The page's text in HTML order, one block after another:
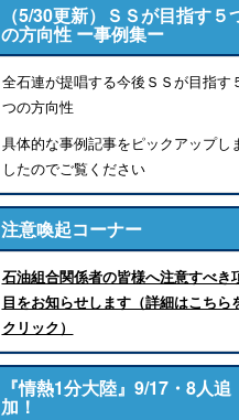
（5/30更新）ＳＳが目指す５
の方向性 ー事例集ー
全石連が提唱する今後ＳＳが目指す
つの方向性
具体的な事例記事をピックアップし
したのでご覧ください
注意喚起コーナー
石油組合関係者の皆様へ注意すべき
目をお知らせします（詳細はこちら
クリック）
『情熱1分大陸』9/17・8人追
加！